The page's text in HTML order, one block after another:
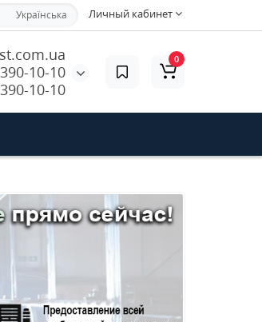
Личный кабинет
Українська
10-10
10-10
0